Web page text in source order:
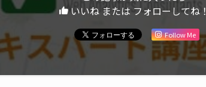
いいね または フォローしてね！
Follow Me